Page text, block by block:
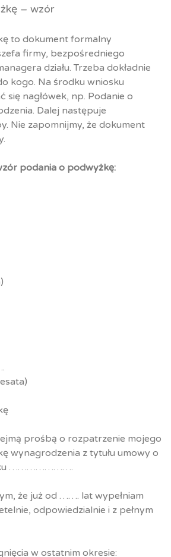
– wzór
to dokument formalny
firmy, bezpośredniego
działu. Trzeba dokładnie
kogo. Na środku wniosku
się nagłówek, np. Podanie o
Dalej następuje
Nie zapomnijmy, że dokument
podania o podwyżkę:
prośbą o rozpatrzenie mojego
wynagrodzenia z tytułu umowy o
………………….
że już od ……. lat wypełniam
odpowiedzialnie i z pełnym
w ostatnim okresie: